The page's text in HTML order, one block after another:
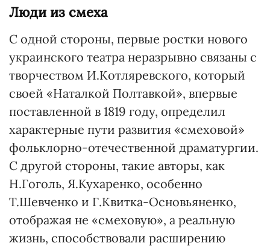
Люди из смеха
С одной стороны, первые ростки нового
украинского театра неразрывно связаны с
творчеством И.Котляревского, который
своей «Наталкой Полтавкой», впервые
поставленной в 1819 году, определил
характерные пути развития «смеховой»
фольклорно-отечественной драматургии.
С другой стороны, такие авторы, как
Н.Гоголь, Я.Кухаренко, особенно
Т.Шевченко и Г.Квитка-Основьяненко,
отображая не «смеховую», а реальную
жизнь, способствовали расширению